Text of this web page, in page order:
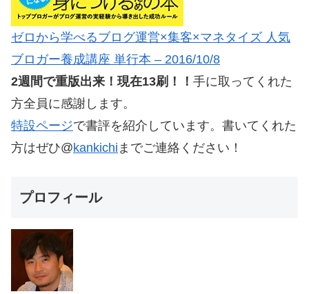
ゼロから学べるブログ運営×集客×マネタイズ 人気
ブロガー養成講座 単行本 – 2016/10/8
2週間で重版出来！現在13刷！！ 手に取ってくれた
方全員に感謝します。
特設ページで書評を紹介しています。書いてくれた
方はぜひ@kankichi までご連絡ください！
プロフィール